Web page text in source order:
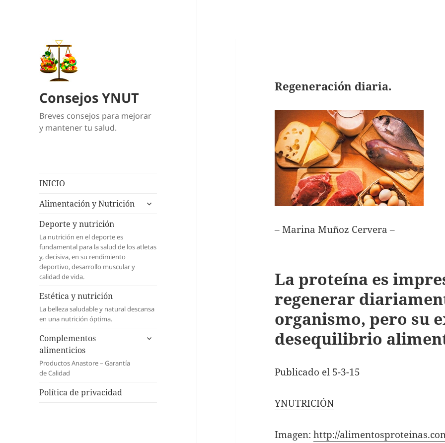
Consejos YNUT
Breves consejos para mejorar
y mantener tu salud.
INICIO
Alimentación y Nutrición
expande
Deporte y nutrición
La nutrición en el deporte es
fundamental para la salud de los atletas
y, decisiva, en su rendimiento
deportivo, desarrollo muscular y
calidad de vida.
Estética y nutrición
La belleza saludable y natural descansa
en una nutrición óptima.
Complementos
alimenticios
Productos Anastore – Garantía
de Calidad
expande
Política de privacidad
Regeneración diaria.
– Marina Muñoz Cervera –
La proteína es
regenerar
organismo, pero su
desequilibrio
Publicado el 5-3-15
YNUTRICIÓN
Imagen:http://